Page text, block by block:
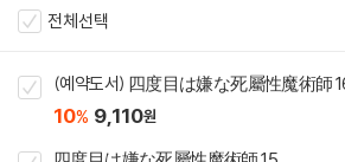
전체선택
(예약도서) 四度目は嫌な死屬性魔術師
10% 9,110원